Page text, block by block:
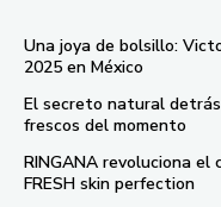
Una joya de bolsillo:
2025 en México
El secreto natural
frescos del momento
RINGANA revoluciona
FRESH skin perfection